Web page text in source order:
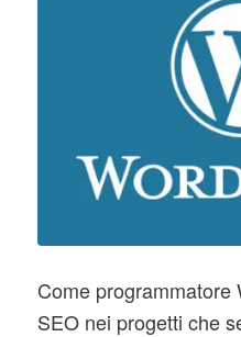
Come programmatore
SEO nei progetti che